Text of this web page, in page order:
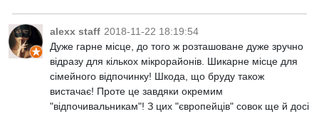
alexx staff 2018-11-22 18:19:54
Дуже гарне місце, до того ж розташоване дуже зручно
відразу для кількох мікрорайонів. Шикарне місце для
сімейного відпочинку! Шкода, що бруду також
вистачає! Проте це завдяки окремим
"відпочивальникам"! З цих "європейців" совок ще й досі